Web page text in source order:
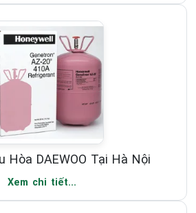
Hòa DAEWOO Tại Hà Nội
Xem chi tiết...